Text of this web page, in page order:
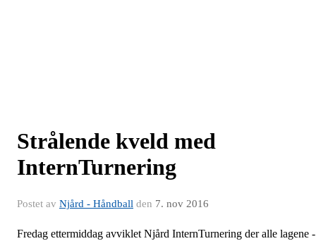
Strålende kveld med
InternTurnering
Postet av Njård - Håndball den 7. nov 2016
Fredag ettermiddag avviklet Njård InternTurnering der alle lagene -